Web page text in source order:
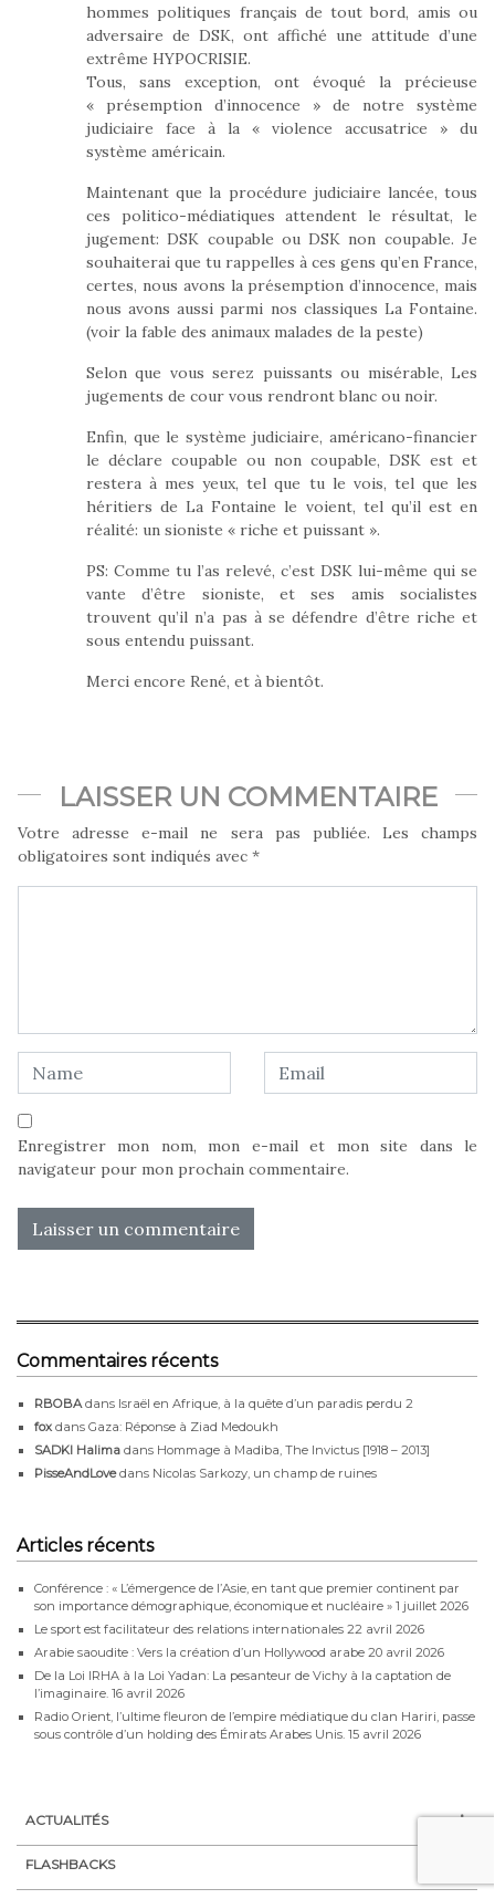
hommes politiques français de tout bord, amis ou
adversaire de DSK, ont affiché une attitude d’une
extrême HYPOCRISIE.
Tous, sans exception, ont évoqué la précieuse
« présemption d’innocence » de notre système
judiciaire face à la « violence accusatrice » du
système américain.
Maintenant que la procédure judiciaire lancée, tous
ces politico-médiatiques attendent le résultat, le
jugement: DSK coupable ou DSK non coupable. Je
souhaiterai que tu rappelles à ces gens qu’en France,
certes, nous avons la présemption d’innocence, mais
nous avons aussi parmi nos classiques La Fontaine.
(voir la fable des animaux malades de la peste)
Selon que vous serez puissants ou misérable, Les
jugements de cour vous rendront blanc ou noir.
Enfin, que le système judiciaire, américano-financier
le déclare coupable ou non coupable, DSK est et
restera à mes yeux, tel que tu le vois, tel que les
héritiers de La Fontaine le voient, tel qu’il est en
réalité: un sioniste « riche et puissant ».
PS: Comme tu l’as relevé, c’est DSK lui-même qui se
vante d’être sioniste, et ses amis socialistes
trouvent qu’il n’a pas à se défendre d’être riche et
sous entendu puissant.
Merci encore René, et à bientôt.
LAISSER UN COMMENTAIRE
Votre adresse e-mail ne sera pas publiée.
Les champs
obligatoires sont indiqués avec *
Enregistrer mon nom, mon e-mail et mon site dans le
navigateur pour mon prochain commentaire.
Commentaires récents
RBOBA dans Israël en Afrique, à la quête d’un paradis perdu 2
fox dans Gaza: Réponse à Ziad Medoukh
SADKI Halima dans Hommage à Madiba, The Invictus [1918 – 2013]
PisseAndLovedans Nicolas Sarkozy, un champ de ruines
Articles récents
Conférence : « L’émergence de l’Asie, en tant que premier continent par
son importance démographique, économique et nucléaire » 1 juillet 2026
Le sport est facilitateur des relations internationales 22 avril 2026
Arabie saoudite : Vers la création d’un Hollywood arabe 20 avril 2026
De la Loi IRHA à la Loi Yadan: La pesanteur de Vichy à la captation de
l’imaginaire. 16 avril 2026
Radio Orient, l’ultime fleuron de l’empire médiatique du clan Hariri, passe
sous contrôle d’un holding des Émirats Arabes Unis. 15 avril 2026
ACTUALITÉS
FLASHBACKS